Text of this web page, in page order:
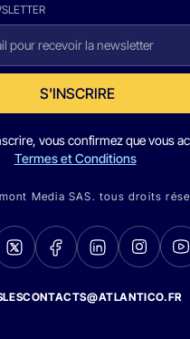
S'INSCRIRE
vous confirmez que vous
Termes et Conditions
Media SAS. tous droits